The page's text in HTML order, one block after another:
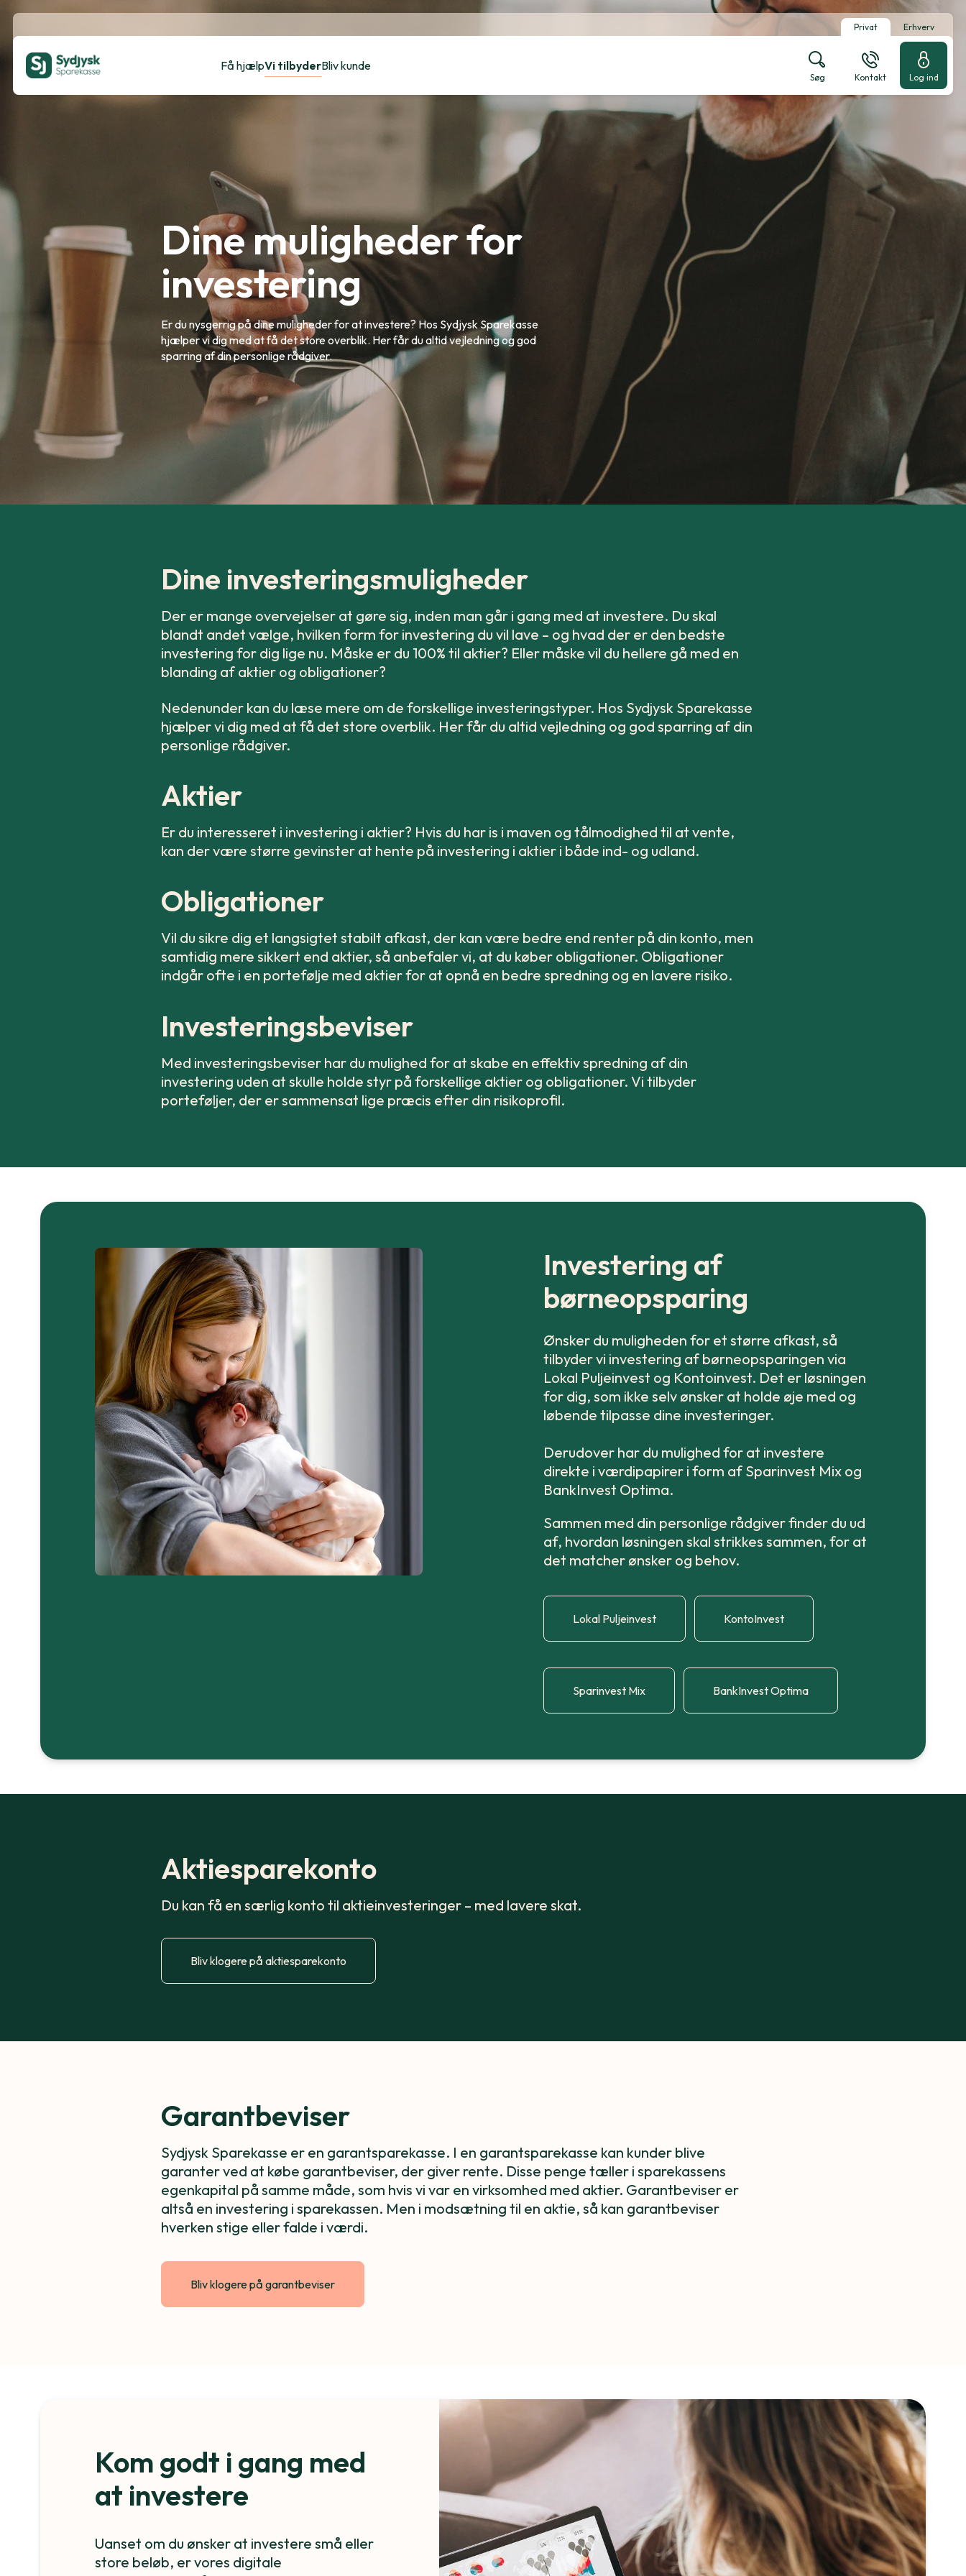
Privat Erhverv
Få hjælpVi tilbyderBliv kunde
Søg Kontakt Log ind
Dine muligheder for
investering
Er du nysgerrig på dine muligheder for at investere? Hos Sydjysk Sparekasse
hjælper vi dig med at få det store overblik. Her får du altid vejledning og god
sparring af din personlige rådgiver.
Dine investeringsmuligheder
Der er mange overvejelser at gøre sig, inden man går i gang med at investere. Du skal
blandt andet vælge, hvilken form for investering du vil lave – og hvad der er den bedste
investering for dig lige nu. Måske er du 100% til aktier? Eller måske vil du hellere gå med en
blanding af aktier og obligationer?
Nedenunder kan du læse mere om de forskellige investeringstyper. Hos Sydjysk Sparekasse
hjælper vi dig med at få det store overblik. Her får du altid vejledning og god sparring af din
personlige rådgiver.
Aktier
Er du interesseret i investering i aktier? Hvis du har is i maven og tålmodighed til at vente,
kan der være større gevinster at hente på investering i aktier i både ind- og udland.
Obligationer
Vil du sikre dig et langsigtet stabilt afkast, der kan være bedre end renter på din konto, men
samtidig mere sikkert end aktier, så anbefaler vi, at du køber obligationer. Obligationer
indgår ofte i en portefølje med aktier for at opnå en bedre spredning og en lavere risiko.
Investeringsbeviser
Med investeringsbeviser har du mulighed for at skabe en effektiv spredning af din
investering uden at skulle holde styr på forskellige aktier og obligationer. Vi tilbyder
porteføljer, der er sammensat lige præcis efter din risikoprofil.
Investering af
børneopsparing
Ønsker du muligheden for et større afkast, så
tilbyder vi investering af børneopsparingen via
Lokal Puljeinvest og Kontoinvest. Det er løsningen
for dig, som ikke selv ønsker at holde øje med og
løbende tilpasse dine investeringer.
Derudover har du mulighed for at investere
direkte i værdipapirer i form af Sparinvest Mix og
BankInvest Optima.
Sammen med din personlige rådgiver finder du ud
af, hvordan løsningen skal strikkes sammen, for at
det matcher ønsker og behov.
Lokal Puljeinvest KontoInvest
Sparinvest Mix BankInvest Optima
Aktiesparekonto
Du kan få en særlig konto til aktieinvesteringer – med lavere skat.
Bliv klogere på aktiesparekonto
Garantbeviser
Sydjysk Sparekasse er en garantsparekasse. I en garantsparekasse kan kunder blive
garanter ved at købe garantbeviser, der giver rente. Disse penge tæller i sparekassens
egenkapital på samme måde, som hvis vi var en virksomhed med aktier. Garantbeviser er
altså en investering i sparekassen. Men i modsætning til en aktie, så kan garantbeviser
hverken stige eller falde i værdi.
Bliv klogere på garantbeviser
Kom godt i gang med
at investere
Uanset om du ønsker at investere små eller
store beløb, er vores digitale